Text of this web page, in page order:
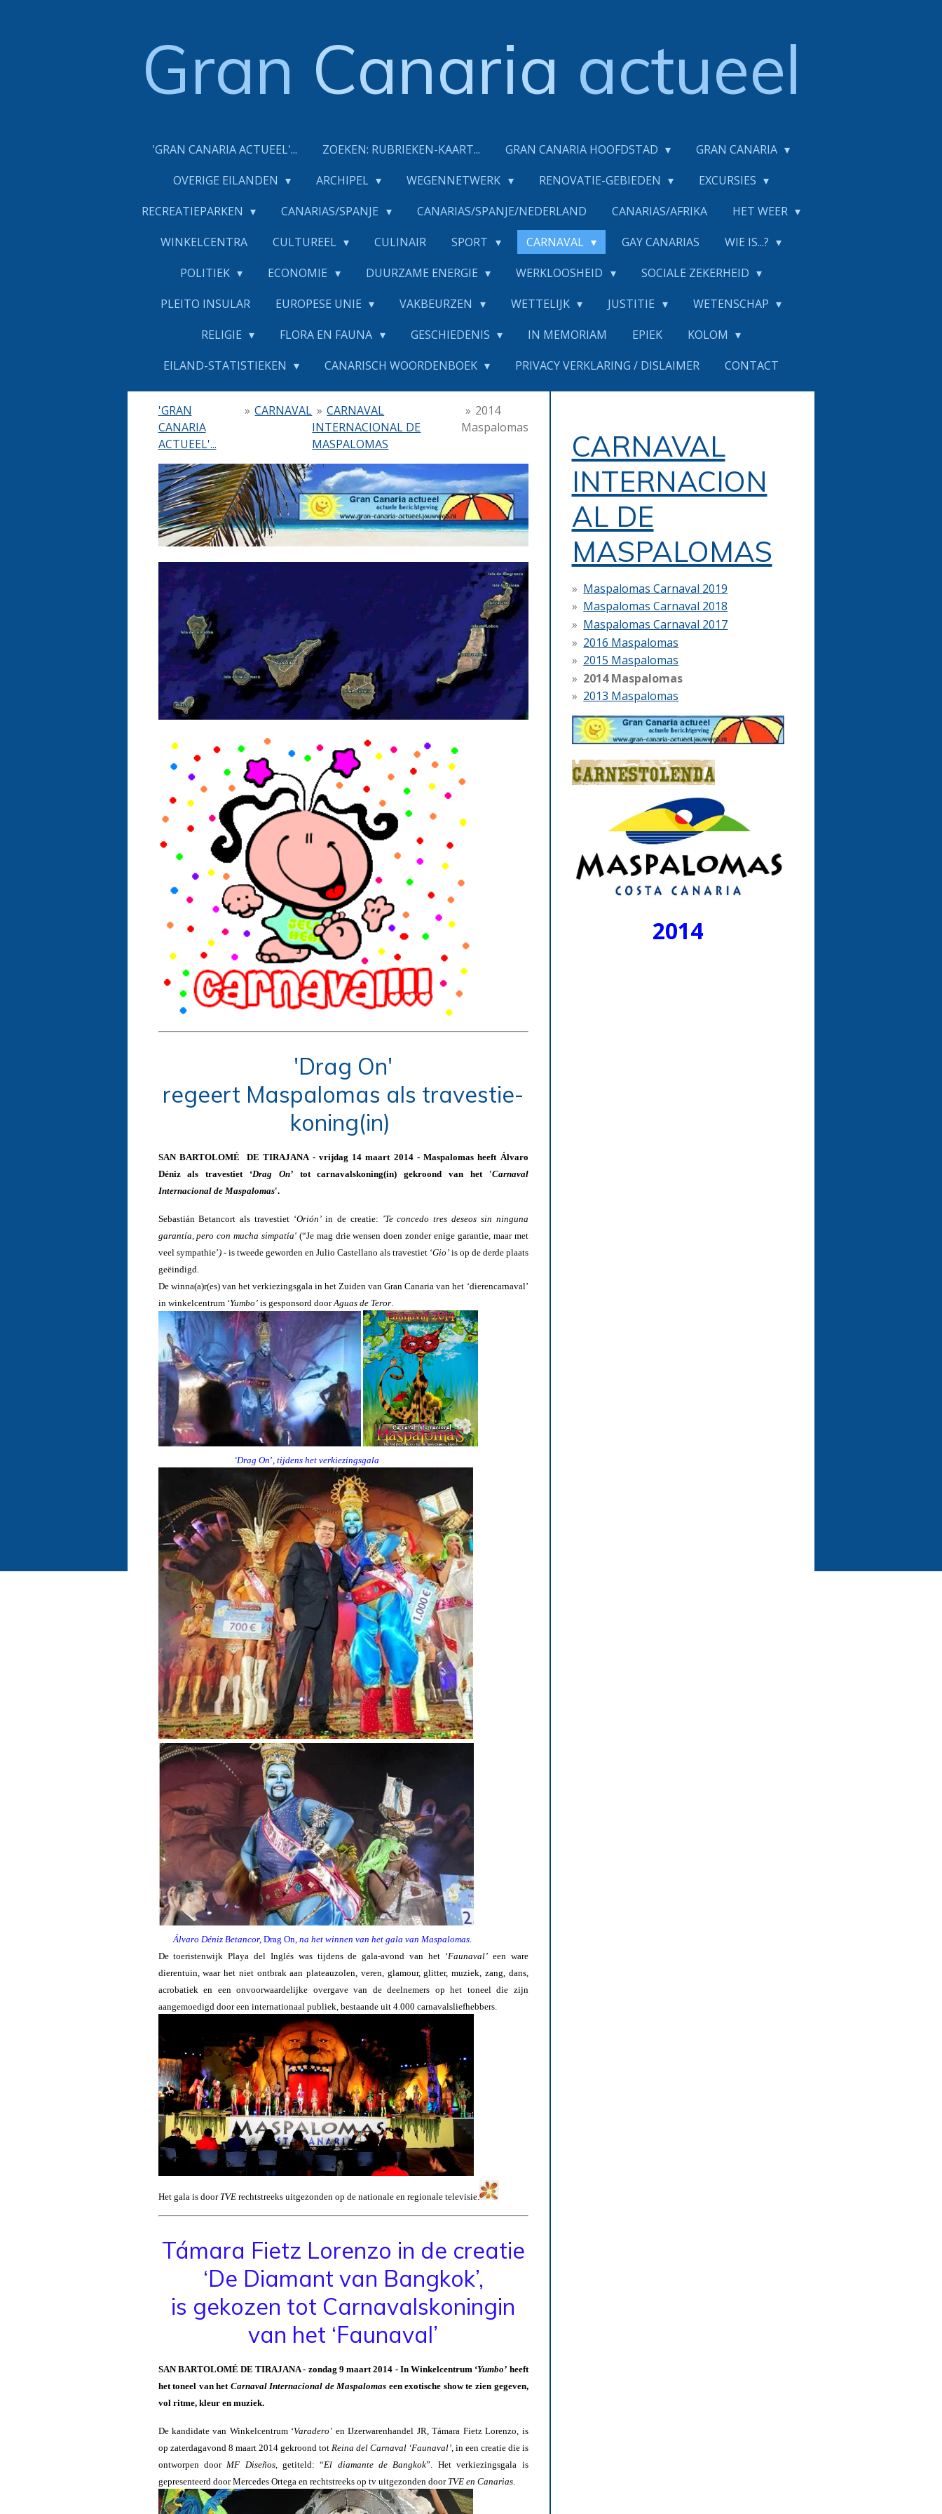
Gran Canaria actueel
'GRAN CANARIA ACTUEEL'... ZOEKEN: RUBRIEKEN-KAART... GRAN CANARIA HOOFDSTAD
GRAN CANARIA
OVERIGE EILANDEN
ARCHIPEL WEGENNETWERK RENOVATIE-GEBIEDEN
EXCURSIES
RECREATIEPARKEN
CANARIAS/SPANJE CANARIAS/SPANJE/NEDERLAND CANARIAS/AFRIKA
HET WEER
WINKELCENTRA
CULTUREEL CULINAIR SPORT CARNAVAL GAY CANARIAS
WIE IS...?
POLITIEK
ECONOMIE DUURZAME ENERGIE WERKLOOSHEID
SOCIALE ZEKERHEID
PLEITO INSULAR
EUROPESE UNIE VAKBEURZEN WETTELIJK JUSTITIE
WETENSCHAP
RELIGIE
FLORA EN FAUNA GESCHIEDENIS IN MEMORIAM EPIEK
KOLOM
EILAND-STATISTIEKEN
CANARISCH WOORDENBOEK PRIVACY VERKLARING / DISLAIMER CONTACT
'GRAN
CANARIA
ACTUEEL'...
» CARNAVAL » CARNAVAL
INTERNACIONAL DE
MASPALOMAS
» 2014
Maspalomas
'Drag On'
regeert Maspalomas als travestie-
koning(in)
SAN BARTOLOMÉ DE TIRAJANA - vrijdag 14 maart 2014 - Maspalomas heeft Álvaro
Déniz als travestiet ‘Drag On’tot carnavalskoning(in) gekroond van het 'Carnaval
Internacional de Maspalomas'.
Sebastián Betancort als travestiet ‘Orión’in de creatie: 'Te concedo tres deseos sin ninguna
garantía, pero con mucha simpatía' (“Je mag drie wensen doen zonder enige garantie, maar met
veel sympathie’) - is tweede geworden en Julio Castellano als travestiet ‘Gio’is op de derde plaats
geëindigd.
De winna(a)r(es) van het verkiezingsgala in het Zuiden van Gran Canaria van het ‘dierencarnaval’
in winkelcentrum ‘Yumbo’is gesponsord doorAguas de Teror.
‘Drag On’ , tijdens het verkiezingsgala
Álvaro Déniz Betancor, Drag On , na het winnen van het gala van Maspalomas.
De toeristenwijk Playa del Inglés was tijdens de gala-avond van het ‘Faunaval’een ware
dierentuin, waar het niet ontbrak aan plateauzolen, veren, glamour, glitter, muziek, zang, dans,
acrobatiek en een onvoorwaardelijke overgave van de deelnemers op het toneel die zijn
aangemoedigd door een internationaal publiek, bestaande uit 4.000 carnavalsliefhebbers.
Het gala is doorTVErechtstreeks uitgezonden op de nationale en regionale televisie.
Támara Fietz Lorenzo in de creatie
‘De Diamant van Bangkok’,
is gekozen tot Carnavalskoningin
van het ‘Faunaval’
SAN BARTOLOMÉ DE TIRAJANA - zondag 9 maart 2014 - In Winkelcentrum ‘Yumbo’ heeft
het toneel van het Carnaval Internacional de Maspalomas een exotische show te zien gegeven,
vol ritme, kleur en muziek.
De kandidate van Winkelcentrum ‘Varadero’ en IJzerwarenhandel JR, Támara Fietz Lorenzo, is
op zaterdagavond 8 maart 2014 gekroond tot Reina del Carnaval ‘Faunaval’, in een creatie die is
ontworpen doorMF Diseños, getiteld: “El diamante de Bangkok”. Het verkiezingsgala is
gepresenteerd door Mercedes Ortega en rechtstreeks op tv uitgezonden door TVE en Canarias.
CARNAVAL
INTERNACION
AL DE
MASPALOMAS
Maspalomas Carnaval 2019
Maspalomas Carnaval 2018
Maspalomas Carnaval 2017
2016 Maspalomas
2015 Maspalomas
2014 Maspalomas
2013 Maspalomas
2014